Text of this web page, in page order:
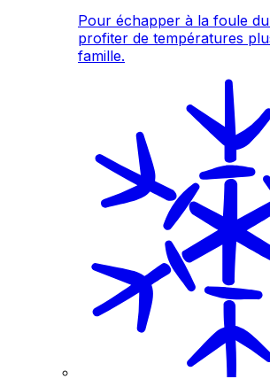
Pour échapper à la foule
profiter de températures
famille.